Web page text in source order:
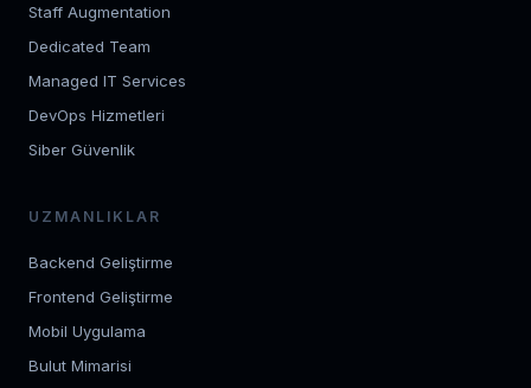
Staff Augmentation
Dedicated Team
Managed IT Services
DevOps Hizmetleri
Siber Güvenlik
UZMANLIKLAR
Backend Geliştirme
Frontend Geliştirme
Mobil Uygulama
Bulut Mimarisi